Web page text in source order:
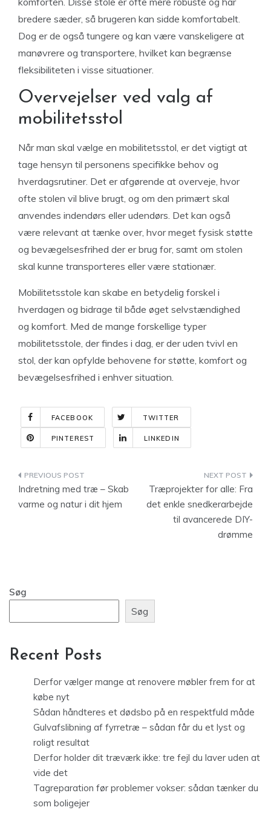
bredere sæder, så brugeren kan sidde komfortabelt.
Dog er de også tungere og kan være vanskeligere at
manøvrere og transportere, hvilket kan begrænse
fleksibiliteten i visse situationer.
Overvejelser ved valg af
mobilitetsstol
Når man skal vælge en mobilitetsstol, er det vigtigt at
tage hensyn til personens specifikke behov og
hverdagsrutiner. Det er afgørende at overveje, hvor
ofte stolen vil blive brugt, og om den primært skal
anvendes indendørs eller udendørs. Det kan også
være relevant at tænke over, hvor meget fysisk støtte
og bevægelsesfrihed der er brug for, samt om stolen
skal kunne transporteres eller være stationær.
Mobilitetsstole kan skabe en betydelig forskel i
hverdagen og bidrage til både øget selvstændighed
og komfort. Med de mange forskellige typer
mobilitetsstole, der findes i dag, er der uden tvivl en
stol, der kan opfylde behovene for støtte, komfort og
bevægelsesfrihed i enhver situation.
FACEBOOK TWITTER
PINTEREST LINKEDIN
Indlægsnavigation
Indretning med træ – Skab
varme og natur i dit hjem
Træprojekter for alle: Fra
det enkle snedkerarbejde
til avancerede DIY-
drømme
Søg
Søg
Recent Posts
Derfor vælger mange at renovere møbler frem for at
købe nyt
Sådan håndteres et dødsbo på en respektfuld måde
Gulvafslibning af fyrretræ – sådan får du et lyst og
roligt resultat
Derfor holder dit træværk ikke: tre fejl du laver uden at
vide det
Tagreparation før problemer vokser: sådan tænker du
som boligejer